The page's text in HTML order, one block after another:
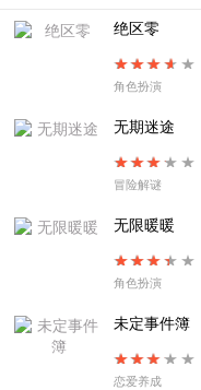
绝区零
角色扮演
无期迷途
冒险解谜
无限暖暖
角色扮演
未定事件簿
恋爱养成